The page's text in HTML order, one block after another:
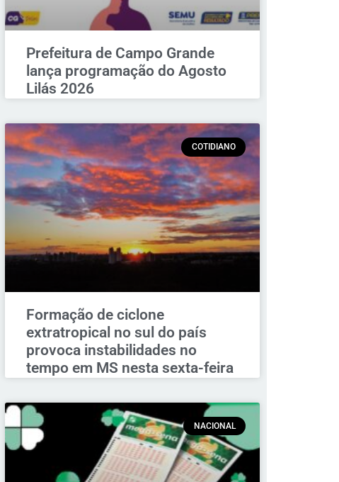
Prefeitura de Campo Grande
lança programação do Agosto
Lilás 2026
COTIDIANO
Formação de ciclone
extratropical no sul do país
provoca instabilidades no
tempo em MS nesta sexta-feira
NACIONAL